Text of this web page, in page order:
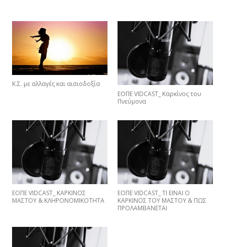
Κ.Σ. με αλλαγές και αισιοδοξία
ΕΟΠΕ VIDCAST_ Καρκίνος του
Πνεύμονα
ΕΟΠΕ VIDCAST_ ΚΑΡΚΙΝΟΣ
ΜΑΣΤΟΥ & ΚΛΗΡΟΝΟΜΙΚΟΤΗΤΑ
EΟΠΕ VIDCAST_ ΤΙ ΕΙΝΑΙ Ο
ΚΑΡΚΙΝΟΣ ΤΟΥ ΜΑΣΤΟΥ & ΠΩΣ
ΠΡΟΛΑΜΒΑNETAI